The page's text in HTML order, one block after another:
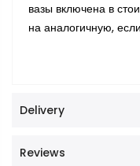
вазы включена в
на аналогичную,
Delivery
Reviews